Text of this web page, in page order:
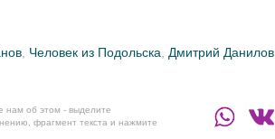
Человек из Подольска Дмитрий Данилов
нам об этом - выделите
фрагмент текста и нажмите